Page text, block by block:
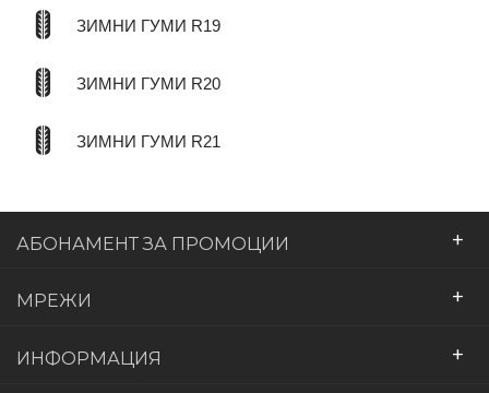
ЗИМНИ ГУМИ R19
ЗИМНИ ГУМИ R20
ЗИМНИ ГУМИ R21
АБОНАМЕНТ ЗА ПРОМОЦИИ +
МРЕЖИ +
ИНФОРМАЦИЯ +